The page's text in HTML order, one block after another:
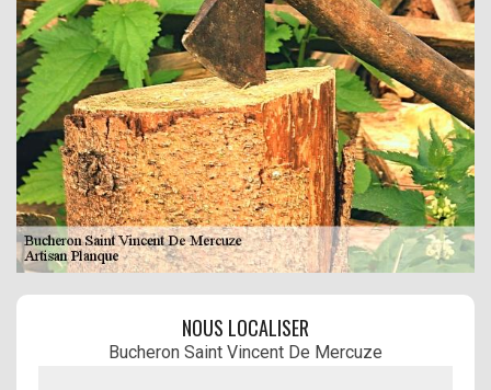
NOUS LOCALISER
Bucheron Saint Vincent De Mercuze